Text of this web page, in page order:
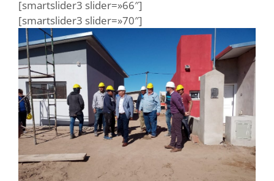
[smartslider3 slider=»66″]
[smartslider3 slider=»70″]